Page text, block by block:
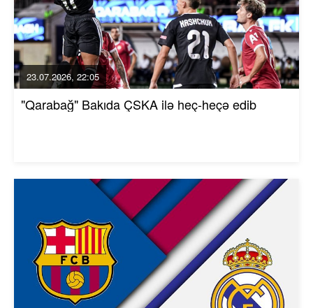
23.07.2026, 22:05
"Qarabağ" Bakıda ÇSKA ilə heç-heçə edib